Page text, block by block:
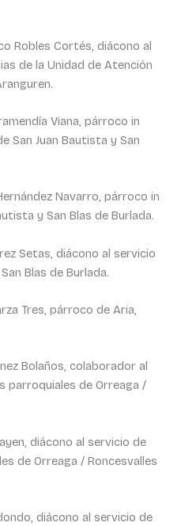
Robles Cortés, diácono al
de la Unidad de Atención
Viana, párroco in
San Juan Bautista y San
Navarro, párroco in
y San Blas de Burlada.
Setas, diácono al servicio
Blas de Burlada.
Tres, párroco de Aria,
Bolaños, colaborador al
parroquiales de Orreaga /
diácono al servicio de
de Orreaga / Roncesvalles
diácono al servicio de